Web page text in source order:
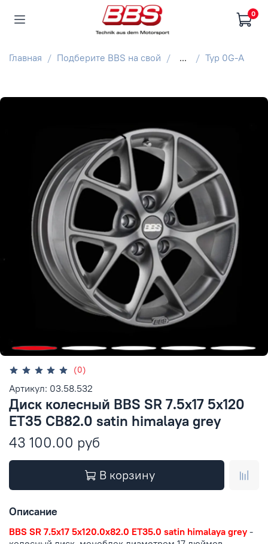
0
Главная Подберите BBS на свой ... Typ 0G-A
(0)
Артикул: 03.58.532
Диск колесный BBS SR 7.5x17 5x120
ET35 CB82.0 satin himalaya grey
43 100.00 руб
В корзину
Описание
BBS SR 7.5x17 5x120.0x82.0 ET35.0 satin himalaya grey -